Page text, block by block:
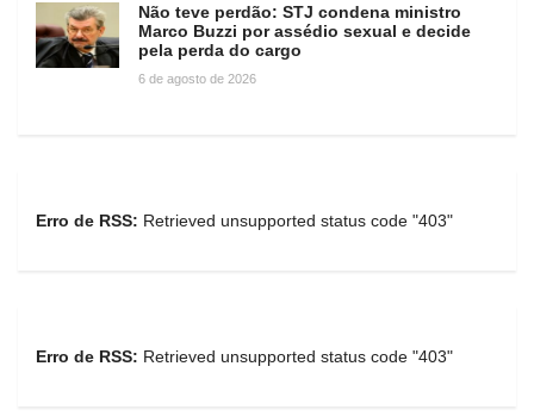
Não teve perdão: STJ condena ministro
Marco Buzzi por assédio sexual e decide
pela perda do cargo
6 de agosto de 2026
Erro de RSS: Retrieved unsupported status code "403"
Erro de RSS: Retrieved unsupported status code "403"